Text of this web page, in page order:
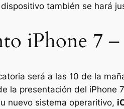
también se hará
iPhone 7
será a las 10 de la
la presentación del iPhone
nuevo sistema operaritivo,